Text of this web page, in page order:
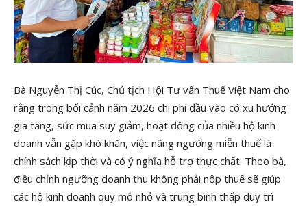
Bà Nguyễn Thị Cúc, Chủ tịch Hội Tư vấn Thuế Việt Nam cho
rằng trong bối cảnh năm 2026 chi phí đầu vào có xu hướng
gia tăng, sức mua suy giảm, hoạt động của nhiều hộ kinh
doanh vẫn gặp khó khăn, việc nâng ngưỡng miễn thuế là
chính sách kịp thời và có ý nghĩa hỗ trợ thực chất. Theo bà,
điều chỉnh ngưỡng doanh thu không phải nộp thuế sẽ giúp
các hộ kinh doanh quy mô nhỏ và trung bình thấp duy trì